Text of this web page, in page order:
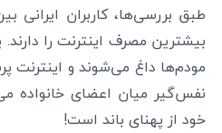
بیشترین مصرف اینترنت را
مودم‌ها داغ می‌شوند و اینترنت
نفس‌گیر میان اعضای خانواده
خود از پهنای باند است!